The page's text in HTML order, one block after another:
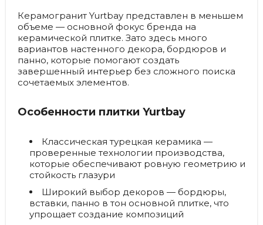
Керамогранит Yurtbay представлен в меньшем
объеме — основной фокус бренда на
керамической плитке. Зато здесь много
вариантов настенного декора, бордюров и
панно, которые помогают создать
завершенный интерьер без сложного поиска
сочетаемых элементов.
Особенности плитки Yurtbay
Классическая турецкая керамика —
проверенные технологии производства,
которые обеспечивают ровную геометрию и
стойкость глазури
Широкий выбор декоров — бордюры,
вставки, панно в тон основной плитке, что
упрощает создание композиций